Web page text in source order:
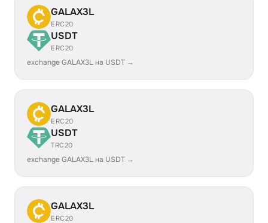
GALAX3L
ERC20
USDT
ERC20
exchange GALAX3L на USDT →
GALAX3L
ERC20
USDT
TRC20
exchange GALAX3L на USDT →
GALAX3L
ERC20